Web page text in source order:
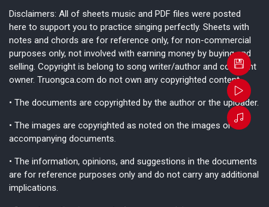
Disclaimers: All of sheets music and PDF files were posted
here to support you to practice singing perfectly. Sheets with
notes and chords are for reference only, for non-commercial
purposes only, not involved with earning money by buying and
selling. Copyright is belong to song writer/author and copyright
owner. Truongca.com do not own any copyrighted content.
• The documents are copyrighted by the author or the uploader.
• The images are copyrighted as noted on the images or
accompanying documents.
• The information, opinions, and suggestions in the documents
are for reference purposes only and do not carry any additional
implications.